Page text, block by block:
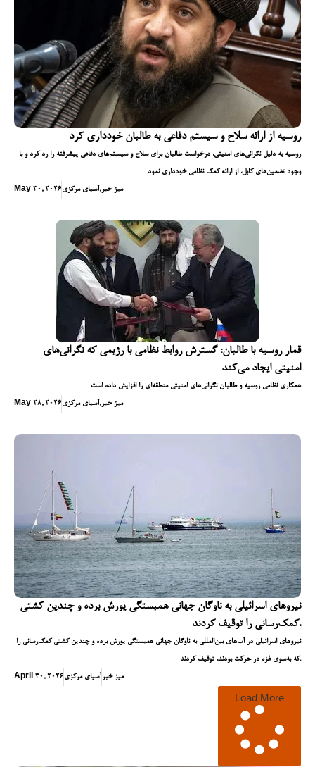
روسیه از ارائه سلاح و سیستم دفاعی به طالبان خودداری کرد
روسیه به دلیل نگرانی‌های امنیتی، درخواست طالبان برای سلاح و سیستم‌های دفاعی پیشرفته را رد کرد و با
وجود تضمین‌های کابل، از ارائه کمک نظامی خودداری نمود
May 30, 2026آسیای مرکزی, میز خبر
قمار روسیه با طالبان: گسترش روابط نظامی با رژیمی که نگرانی‌های
امنیتی ایجاد می‌کند
همکاری نظامی روسیه و طالبان نگرانی‌های امنیتی منطقه‌ای را افزایش داده است
May 28, 2026آسیای مرکزی, میز خبر
نیروهای اسرائیلی به ناوگان جهانی همبستگی یورش برده و چندین کشتی
کمک‌رسانی را توقیف کردند.
نیروهای اسرائیلی در آب‌های بین‌المللی به ناوگان جهانی همبستگی یورش برده و چندین کشتی کمک‌رسانی را
که به‌سوی غزه در حرکت بودند، توقیف کردند.
April 30, 2026آسیای مرکزیمیز خبر
Load More